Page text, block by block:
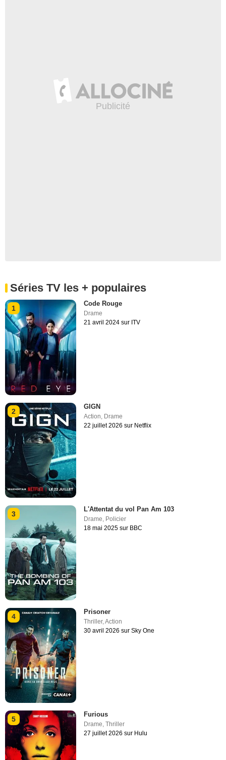
Séries TV les + populaires
1
Code Rouge
Drame
21 avril 2024 sur ITV
2
GIGN
Action Drame
22 juillet 2026 sur Netflix
3
L'Attentat du vol Pan Am 103
Drame, Policier
18 mai 2025 sur BBC
4
Prisoner
Thriller,Action
30 avril 2026 sur Sky One
5
Furious
Drame,Thriller
27 juillet 2026 sur Hulu